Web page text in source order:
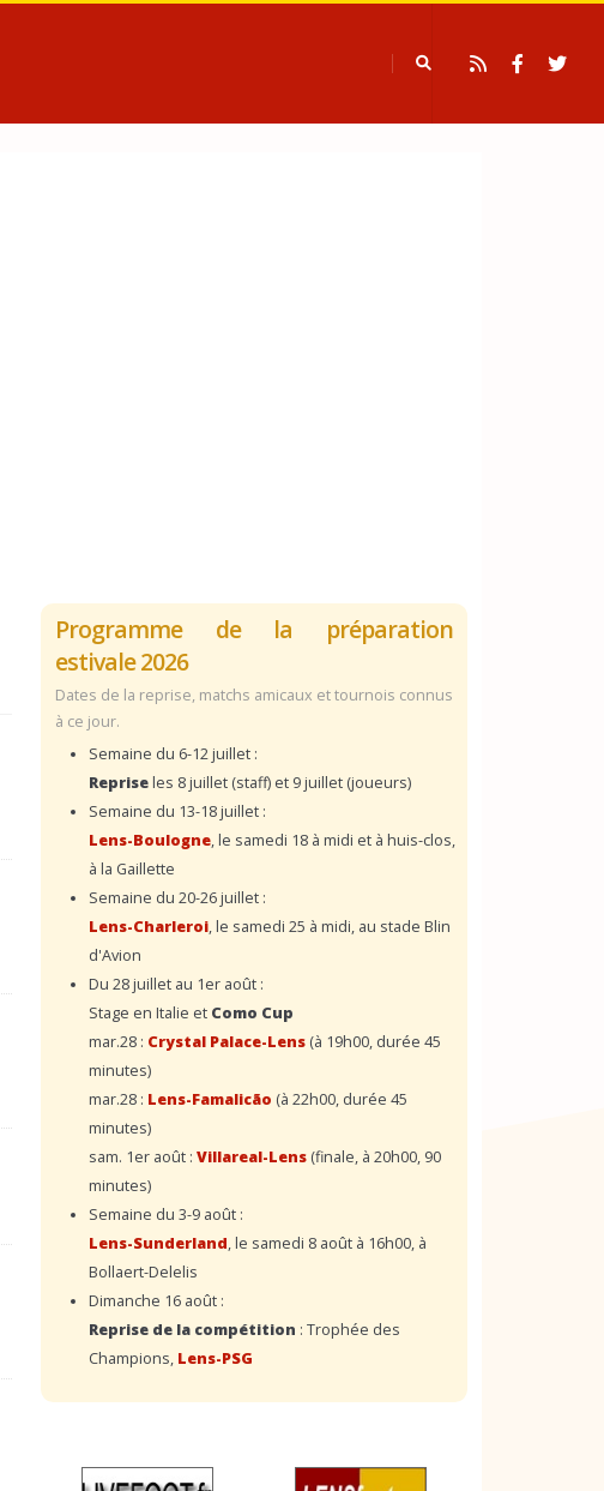
Programme de la préparation
estivale 2026
Dates de la reprise, matchs amicaux et tournois connus
à ce jour.
Semaine du 6-12 juillet :
Repriseles 8 juillet (staff) et 9 juillet (joueurs)
Semaine du 13-18 juillet :
Lens-Boulogne, le samedi 18 à midi et à huis-clos,
à la Gaillette
Semaine du 20-26 juillet :
Lens-Charleroi, le samedi 25 à midi, au stade Blin
d'Avion
Du 28 juillet au 1er août :
Stage en Italie et Como Cup
mar.28 : Crystal Palace-Lens (à 19h00, durée 45
minutes)
mar.28 : Lens-Famalicão (à 22h00, durée 45
minutes)
sam. 1er août : Villareal-Lens (finale, à 20h00, 90
minutes)
Semaine du 3-9 août :
Lens-Sunderland, le samedi 8 août à 16h00, à
Bollaert-Delelis
Dimanche 16 août :
Reprise de la compétition : Trophée des
Champions, Lens-PSG